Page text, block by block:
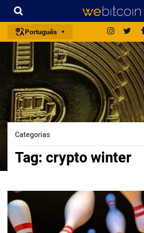
Português
português (BR)
english
español
français
italiano
日本語
中文
한국어
Categorias
Tag: crypto winter